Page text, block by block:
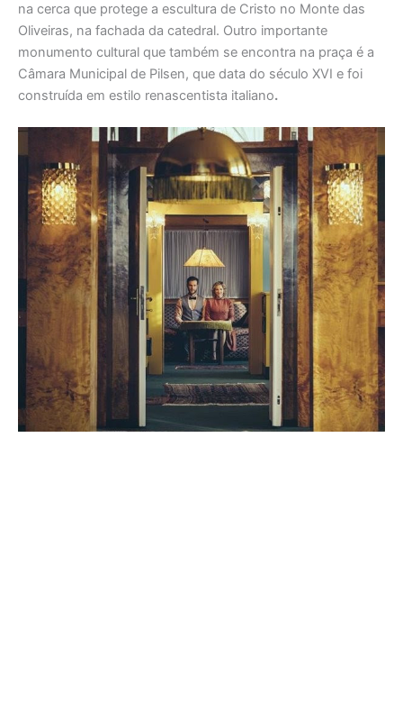
na cerca que protege a escultura de Cristo no Monte das
Oliveiras, na fachada da catedral. Outro importante
monumento cultural que também se encontra na praça é a
Câmara Municipal de Pilsen, que data do século XVI e foi
construída em estilo renascentista italiano.